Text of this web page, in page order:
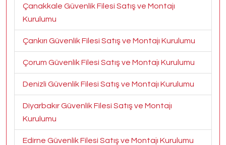
Çanakkale Güvenlik Filesi Satış ve Montajı
Kurulumu
Çankırı Güvenlik Filesi Satış ve Montajı Kurulumu
Çorum Güvenlik Filesi Satış ve Montajı Kurulumu
Denizli Güvenlik Filesi Satış ve Montajı Kurulumu
Diyarbakır Güvenlik Filesi Satış ve Montajı
Kurulumu
Edirne Güvenlik Filesi Satış ve Montajı Kurulumu